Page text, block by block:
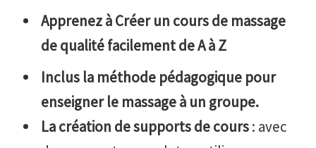
Apprenez à Créer un cours de massage
de qualité facilement de A à Z
Inclus la méthode pédagogique pour
enseigner le massage à un groupe.
La création de supports de cours: avec